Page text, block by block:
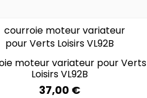
moteur variateur pour Verts
Loisirs VL92B
37,00 €